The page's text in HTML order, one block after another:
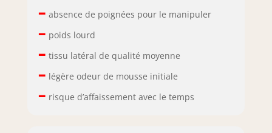
– absence de poignées pour le manipuler
– poids lourd
– tissu latéral de qualité moyenne
– légère odeur de mousse initiale
– risque d’affaissement avec le temps